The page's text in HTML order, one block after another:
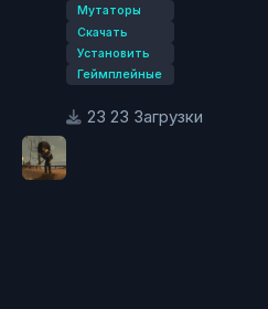
Мутаторы
Скачать
Установить
Геймплейные
23 Загрузки